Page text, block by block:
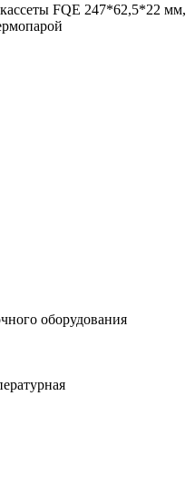
FQE 247*62,5*22 мм,
оборудования